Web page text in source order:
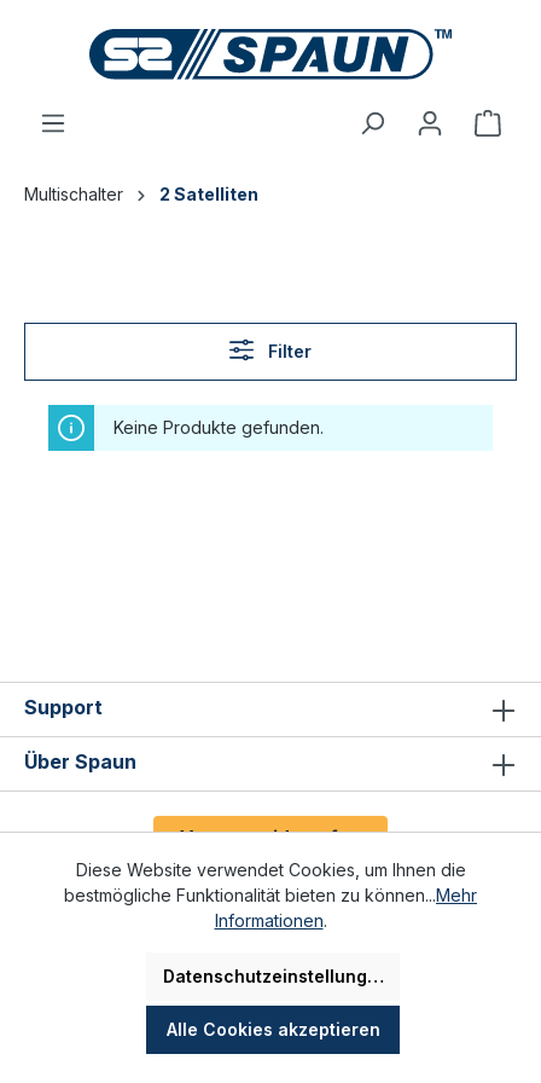
springen
Multischalter 2 Satelliten
Filter
Keine Produkte gefunden.
Support
Über Spaun
Vertrag widerrufen
* Alle Preise inkl. gesetzl. Mehrwertsteuer zzgl.
und ggf. Nachnahmegebühren, wenn nicht anders angegeben.
Realisiert mit Shopware
Diese Website verwendet Cookies, um Ihnen die
bestmögliche Funktionalität bieten zu können...Mehr
Informationen.
Datenschutzeinstellungen
Alle Cookies akzeptieren